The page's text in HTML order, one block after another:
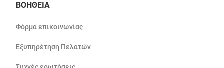
ΒΟΗΘΕΙΑ
Φόρμα επικοινωνίας
Εξυπηρέτηση Πελατών